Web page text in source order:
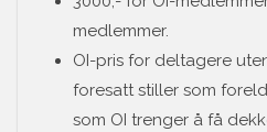
medlemmer.
OI-pris for deltagere
foresatt stiller som
som OI trenger å få